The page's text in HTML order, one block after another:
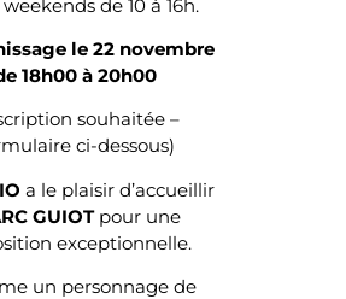
de 10 à 16h.
le 22 novembre
18h00 à 20h00
souhaitée –
ci-dessous)
a le plaisir d’accueillir
GUIOT pour une
exceptionnelle.
un personnage de